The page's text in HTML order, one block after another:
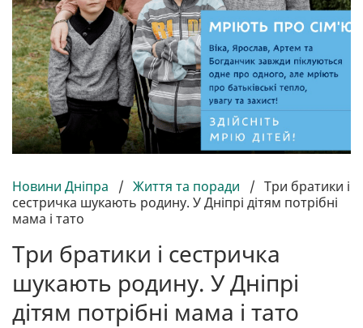
Новини Дніпра / Життя та поради / Три братики і
сестричка шукають родину. У Дніпрі дітям потрібні
мама і тато
Три братики і сестричка
шукають родину. У Дніпрі
дітям потрібні мама і тато